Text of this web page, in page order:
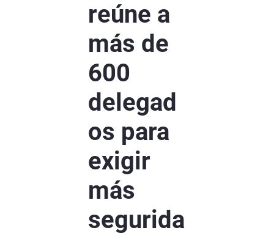
reúne a
más de
600
delegad
os para
exigir
más
segurida